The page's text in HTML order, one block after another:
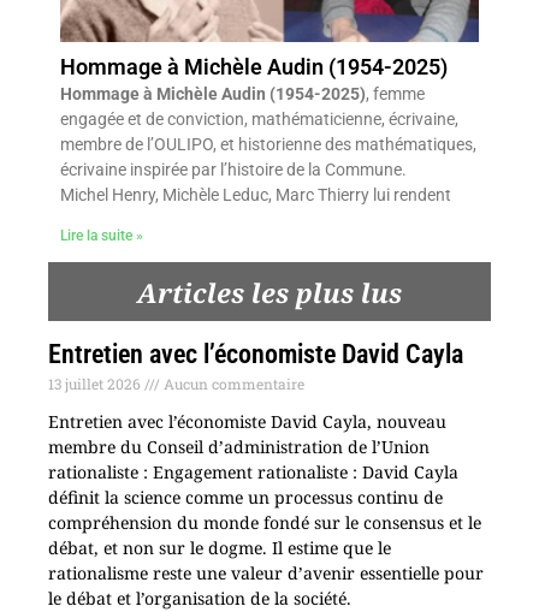
Hommage à Michèle Audin (1954-2025)
Hommage à Michèle Audin (1954-2025), femme
engagée et de conviction, mathématicienne, écrivaine,
membre de l’OULIPO, et historienne des mathématiques,
écrivaine inspirée par l’histoire de la Commune.
Michel Henry, Michèle Leduc, Marc Thierry lui rendent
Lire la suite »
Articles les plus lus
Entretien avec l’économiste David Cayla
13 juillet 2026 Aucun commentaire
Entretien avec l’économiste David Cayla, nouveau
membre du Conseil d’administration de l’Union
rationaliste : Engagement rationaliste : David Cayla
définit la science comme un processus continu de
compréhension du monde fondé sur le consensus et le
débat, et non sur le dogme. Il estime que le
rationalisme reste une valeur d’avenir essentielle pour
le débat et l’organisation de la société.